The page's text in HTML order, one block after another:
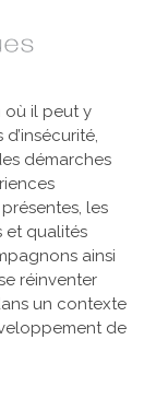
où il peut y
démarches
les
et qualités
ainsi
réinventer
un contexte
de